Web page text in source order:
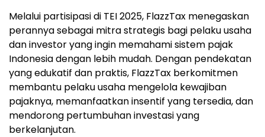
Melalui partisipasi di TEI 2025, FlazzTax menegaskan
perannya sebagai mitra strategis bagi pelaku usaha
dan investor yang ingin memahami sistem pajak
Indonesiadengan lebih mudah. Dengan pendekatan
yang edukatif dan praktis, FlazzTax berkomitmen
membantu pelaku usaha mengelola kewajiban
pajaknya, memanfaatkan insentif yang tersedia, dan
mendorong pertumbuhan investasi yang
berkelanjutan.